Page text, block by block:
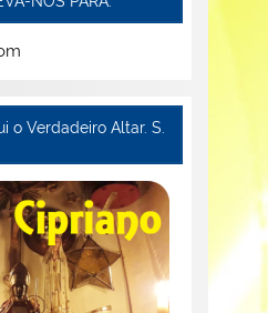
o Verdadeiro Altar. S.